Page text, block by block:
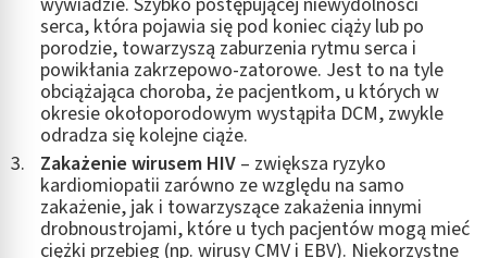
serca, która pojawia się pod koniec ciąży lub po
porodzie, towarzyszą zaburzenia rytmu serca i
powikłania zakrzepowo-zatorowe. Jest to na tyle
obciążająca choroba, że pacjentkom, u których w
okresie okołoporodowym wystąpiła DCM, zwykle
odradza się kolejne ciąże.
Zakażenie wirusem HIV – zwiększa ryzyko
kardiomiopatii zarówno ze względu na samo
zakażenie, jak i towarzyszące zakażenia innymi
drobnoustrojami, które u tych pacjentów mogą mieć
ciężki przebieg (np. wirusy CMV i EBV). Niekorzystne